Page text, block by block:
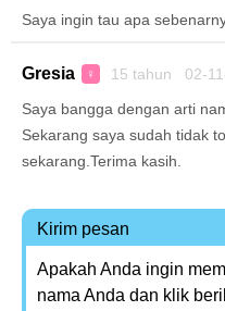
Saya ingin tau apa
Gresia ♀ 15 tahun 02-
Saya bangga dengan arti
Sekarang saya sudah tidak
sekarang.Terima kasih.
Kirim pesan
Apakah Anda ingin
nama Anda dan klik